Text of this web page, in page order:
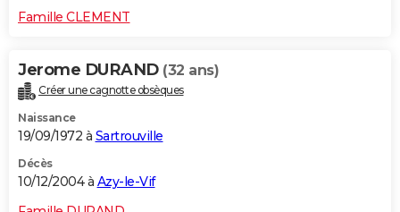
Famille CLEMENT
Jerome DURAND (32 ans)
Créer une cagnotte obsèques
Naissance
19/09/1972 à Sartrouville
Décès
10/12/2004 à Azy-le-Vif